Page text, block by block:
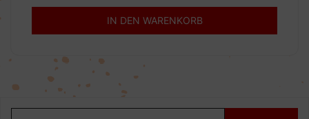
IN DEN WARENKORB